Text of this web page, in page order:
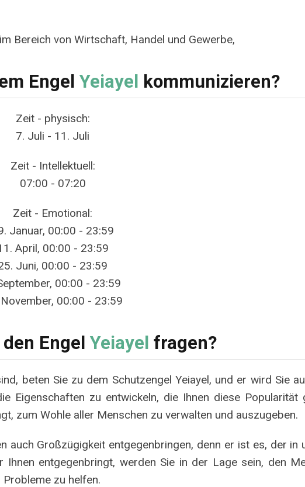
Bereich von Wirtschaft, Handel und Gewerbe,
Engel Yeiayel kommunizieren?
Zeit - physisch:
7. Juli - 11. Juli
Zeit - Intellektuell:
07:00 - 07:20
Zeit - Emotional:
Januar, 00:00 - 23:59
April, 00:00 - 23:59
Juni, 00:00 - 23:59
00:00 - 23:59
00:00 - 23:59
Engel Yeiayel fragen?
beten Sie zu dem Schutzengel Yeiayel, und er wird Sie
Eigenschaften zu entwickeln, die Ihnen diese Popularität
zum Wohle aller Menschen zu verwalten und auszugeben.
auch Großzügigkeit entgegenbringen, denn er ist es, der in
entgegenbringt, werden Sie in der Lage sein, den
zu helfen.